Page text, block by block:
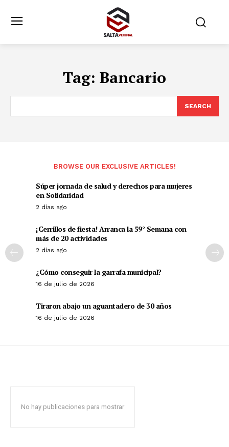
Tag: Bancario
SEARCH
BROWSE OUR EXCLUSIVE ARTICLES!
Súper jornada de salud y derechos para mujeres
en Solidaridad
2 días ago
¡Cerrillos de fiesta! Arranca la 59° Semana con
más de 20 actividades
2 días ago
¿Cómo conseguir la garrafa municipal?
16 de julio de 2026
Tiraron abajo un aguantadero de 30 años
16 de julio de 2026
No hay publicaciones para mostrar